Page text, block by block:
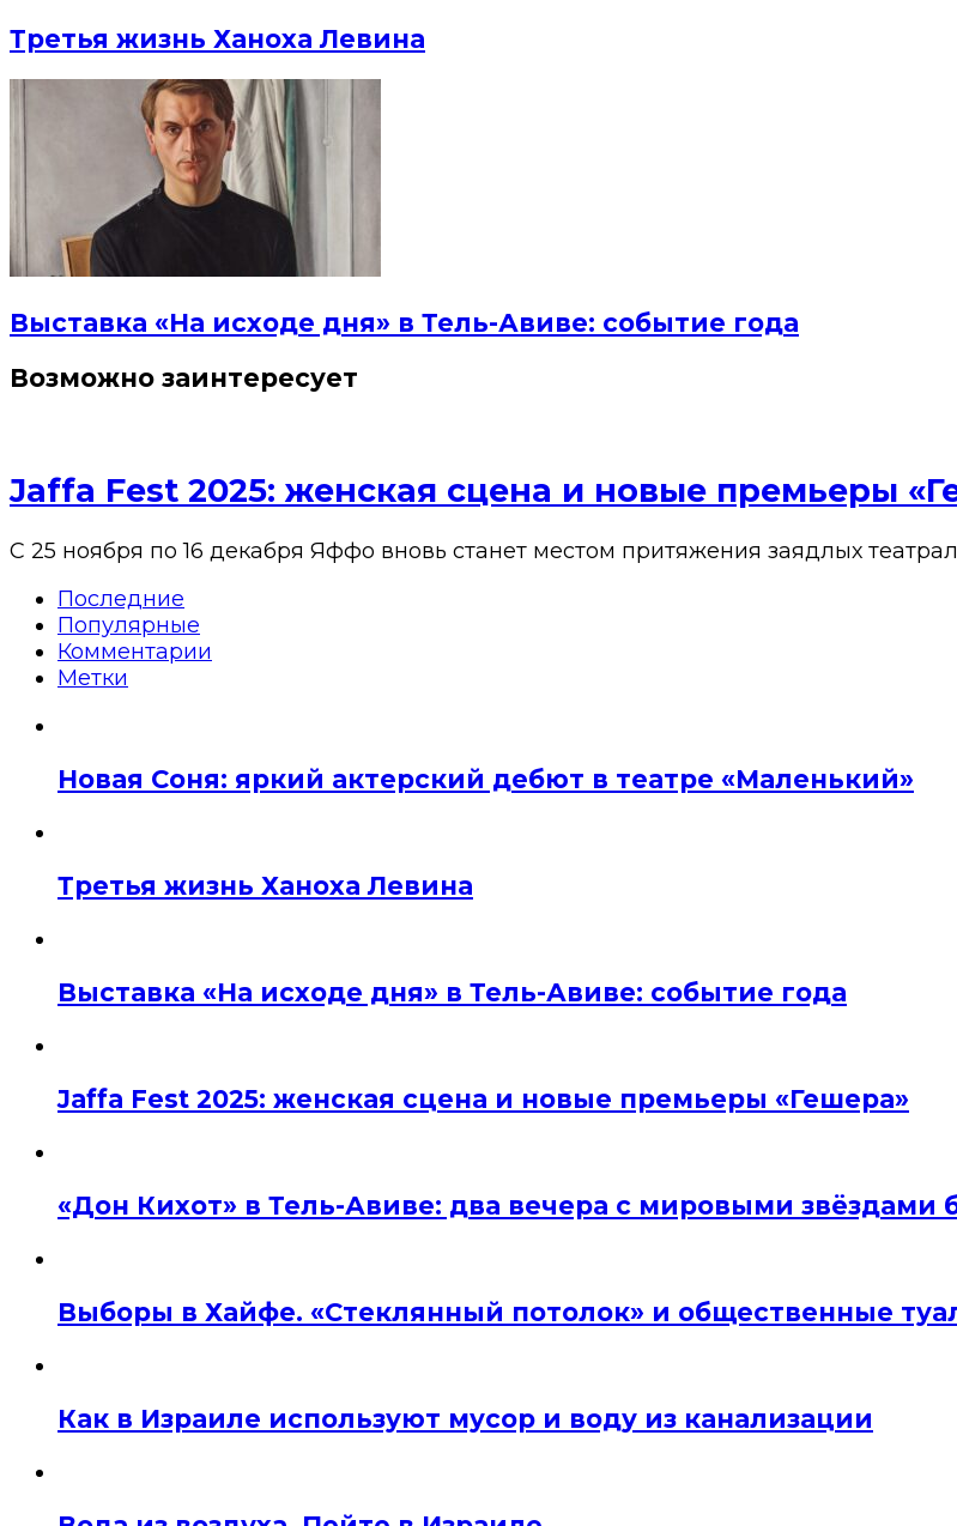
Третья жизнь Ханоха Левина
Выставка «На исходе дня» в Тель-Авиве: событие года
Возможно заинтересует
Jaffa Fest 2025: женская сцена и новые премьеры
С 25 ноября по 16 декабря Яффо вновь станет местом притяжения заядлых
Последние
Популярные
Комментарии
Метки
Новая Соня: яркий актерский дебют в театре «Маленький»
Третья жизнь Ханоха Левина
Выставка «На исходе дня» в Тель-Авиве: событие года
Jaffa Fest 2025: женская сцена и новые премьеры «Гешера»
«Дон Кихот» в Тель-Авиве: два вечера с мировыми звёздами
Выборы в Хайфе. «Стеклянный потолок» и общественные
Как в Израиле используют мусор и воду из канализации